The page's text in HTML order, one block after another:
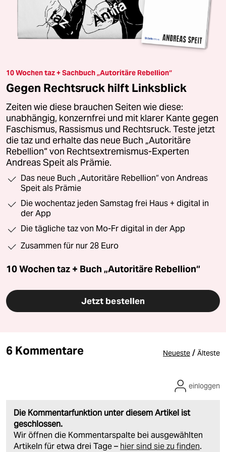
10 Wochen taz + Sachbuch „Autoritäre Rebellion“
Gegen Rechtsruck hilft Linksblick
Zeiten wie diese brauchen Seiten wie diese:
unabhängig, konzernfrei und mit klarer Kante gegen
Faschismus, Rassismus und Rechtsruck. Teste jetzt
die taz und erhalte das neue Buch „Autoritäre
Rebellion“ von Rechtsextremismus-Experten
Andreas Speit als Prämie.
Das neue Buch „Autoritäre Rebellion“ von Andreas
Speit als Prämie
Die wochentaz jeden Samstag frei Haus + digital in
der App
Die tägliche taz von Mo-Fr digital in der App
Zusammen für nur 28 Euro
10 Wochen taz + Buch „Autoritäre Rebellion“
Jetzt bestellen
6 Kommentare Neueste / Älteste
Die Kommentarfunktion unter diesem Artikel ist
geschlossen.
Wir öffnen die Kommentarspalte bei ausgewählten
Artikeln für etwa drei Tage – hier sind sie zu finden.
einloggen